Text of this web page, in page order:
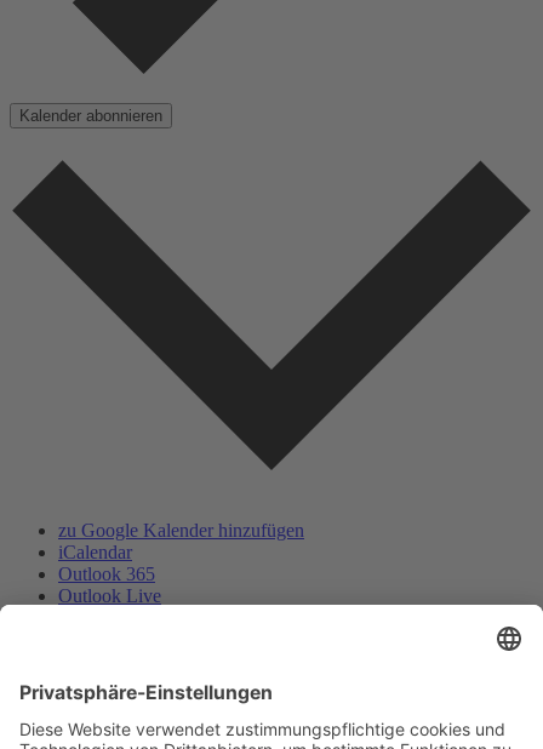
Kalender abonnieren
zu Google Kalender hinzufügen
iCalendar
Outlook 365
Outlook Live
Deutscher Alpenverein e.V.
Sektion Baden-Baden/Murgtal
Flugstraße 17